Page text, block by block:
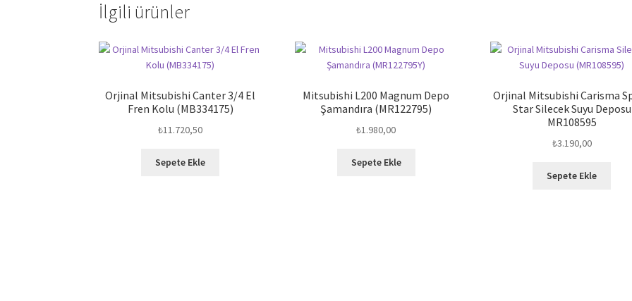
İlgili ürünler
Orjinal Mitsubishi Canter 3/4 El
Fren Kolu (MB334175)
₺11.720,50
Sepete Ekle
Mitsubishi L200 Magnum Depo
Şamandıra (MR122795)
₺1.980,00
Sepete Ekle
Orjinal Mitsubishi Carisma
Star Silecek Suyu Deposu
MR108595
₺3.190,00
Sepete Ekle